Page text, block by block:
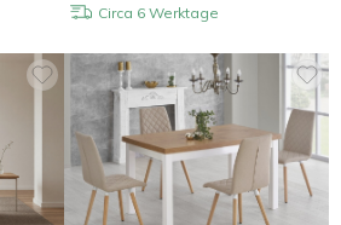
Circa 6 Werktage